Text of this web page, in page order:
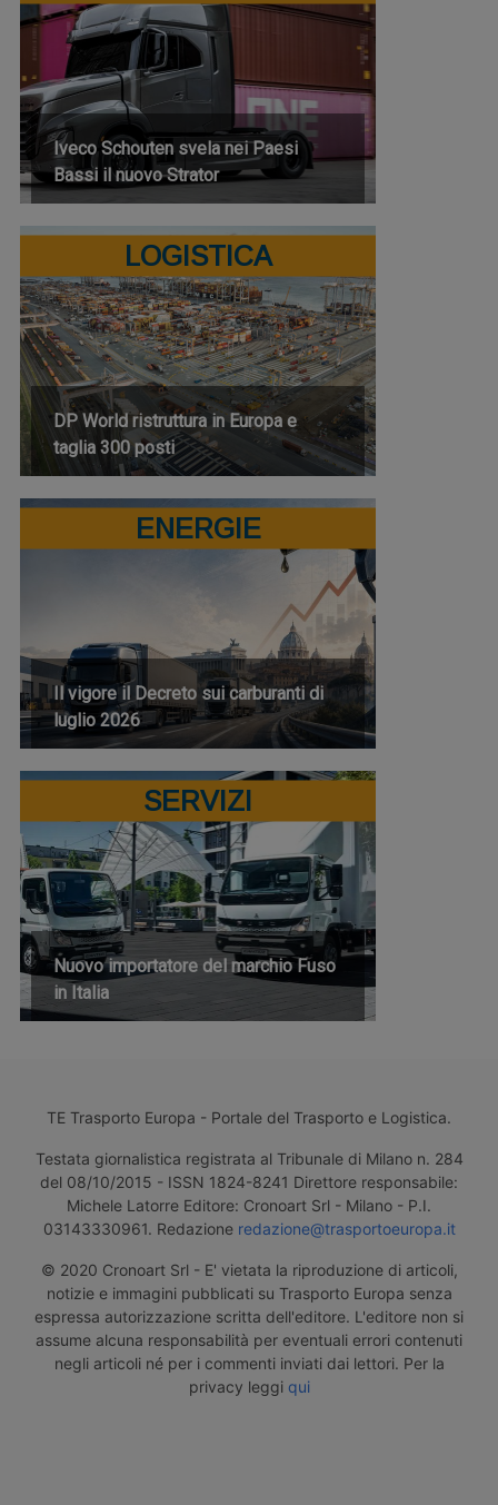
Iveco Schouten svela nei Paesi
Bassi il nuovo Strator
LOGISTICA
DP World ristruttura in Europa e
taglia 300 posti
ENERGIE
Il vigore il Decreto sui carburanti di
luglio 2026
SERVIZI
Nuovo importatore del marchio Fuso
in Italia
TE Trasporto Europa - Portale del Trasporto e Logistica.
Testata giornalistica registrata al Tribunale di Milano n. 284
del 08/10/2015 - ISSN 1824-8241 Direttore responsabile:
Michele Latorre Editore: Cronoart Srl - Milano - P.I.
03143330961. Redazione redazione@trasportoeuropa.it
© 2020 Cronoart Srl - E' vietata la riproduzione di articoli,
notizie e immagini pubblicati su Trasporto Europa senza
espressa autorizzazione scritta dell'editore. L'editore non si
assume alcuna responsabilità per eventuali errori contenuti
negli articoli né per i commenti inviati dai lettori. Per la
privacy leggi qui